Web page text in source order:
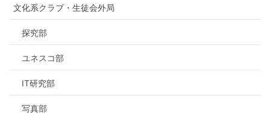
文化系クラブ・生徒会外局
探究部
ユネスコ部
IT研究部
写真部